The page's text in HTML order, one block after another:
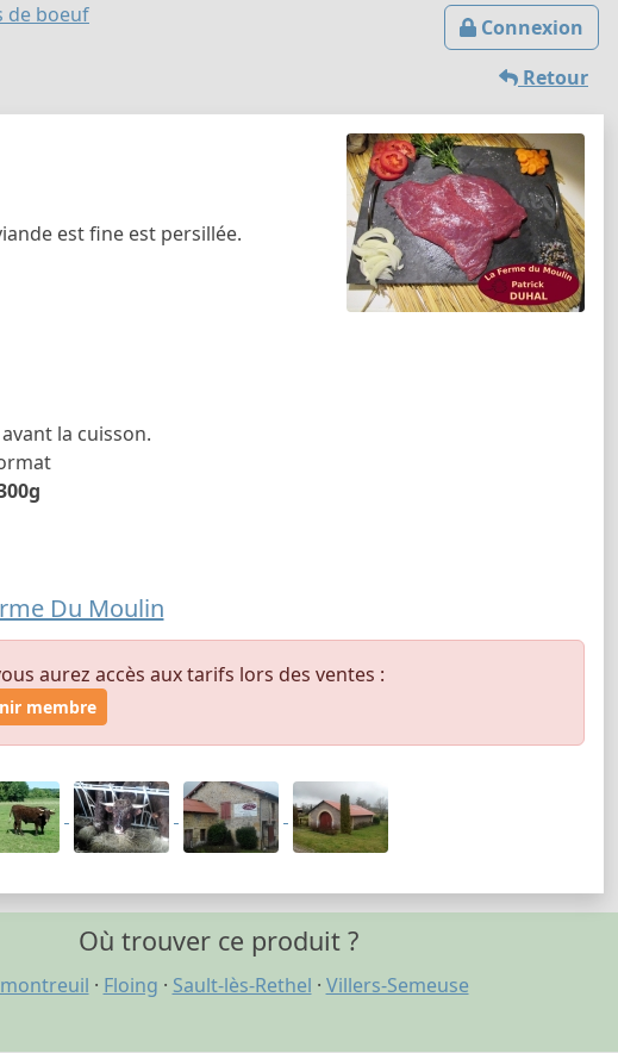
Connexion
de boeuf
Retour
est fine est persillée.
la cuisson.
Du Moulin
aurez accès aux tarifs lors des ventes :
membre
Où trouver ce produit ?
· Floing · Sault-lès-Rethel · Villers-Semeuse